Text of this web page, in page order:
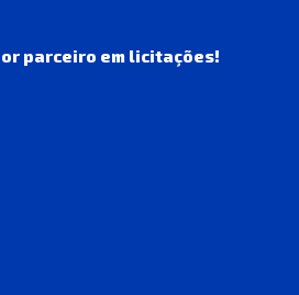
parceiro em licitações!